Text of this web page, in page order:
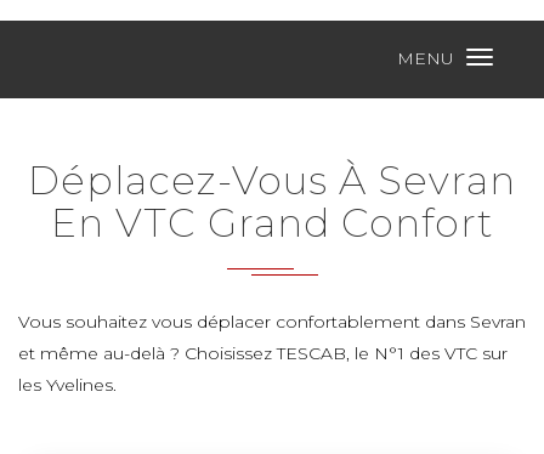
MENU
Déplacez-Vous À Sevran
En VTC Grand Confort
Vous souhaitez vous déplacer confortablement dans Sevran
et même au-delà ? Choisissez TESCAB, le N°1 des VTC sur
les Yvelines.